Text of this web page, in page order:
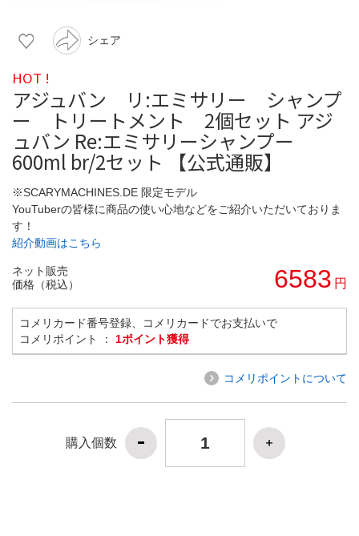
シェア
HOT !
アジュバン リ:エミサリー シャンプ
ー トリートメント 2個セット アジ
ュバン Re:エミサリーシャンプー
600ml br/2セット 【公式通販】
※SCARYMACHINES.DE 限定モデル
YouTuberの皆様に商品の使い心地などをご紹介いただいておりま
す！
紹介動画はこちら
ネット販売
価格（税込）
6583 円
コメリカード番号登録、コメリカードでお支払いで
コメリポイント ： 1ポイント獲得
コメリポイントについて
購入個数